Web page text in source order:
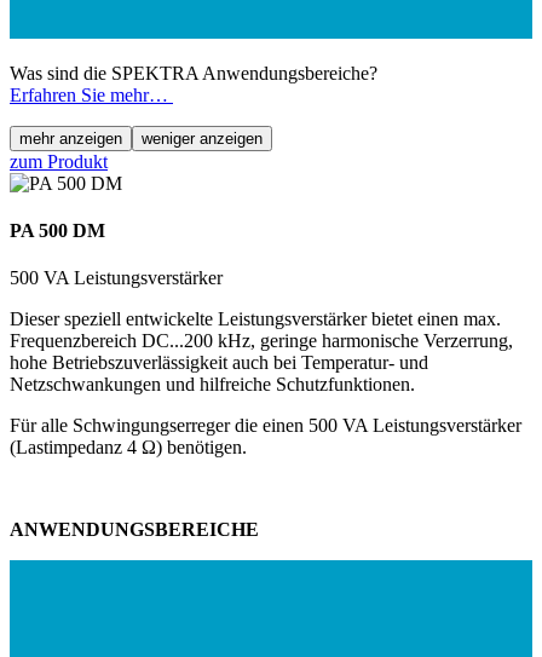
Was sind die SPEKTRA Anwendungsbereiche?
Erfahren Sie mehr…
mehr anzeigen weniger anzeigen
zum Produkt
PA 500 DM
500 VA Leistungsverstärker
Dieser speziell entwickelte Leistungsverstärker bietet einen max.
Frequenzbereich DC...200 kHz, geringe harmonische Verzerrung,
hohe Betriebszuverlässigkeit auch bei Temperatur- und
Netzschwankungen und hilfreiche Schutzfunktionen.
Für alle Schwingungserreger die einen 500 VA Leistungsverstärker
(Lastimpedanz 4 Ω) benötigen.
ANWENDUNGSBEREICHE